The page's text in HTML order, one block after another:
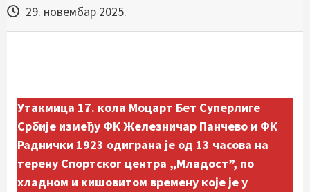
29. новембар 2025.
Утакмица 17. кола Моцарт Бет Суперлиге
Србије између ФК Железничар Панчево и ФК
Раднички 1923 одиграна је од 13 часова на
терену Спортског центра „Младост”, по
хладном и кишовитом времену које је у